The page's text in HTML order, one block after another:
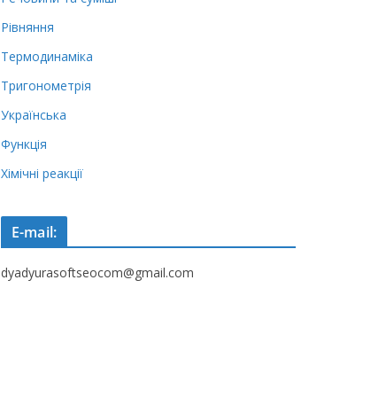
Рівняння
Термодинаміка
Тригонометрія
Українська
Функція
Хімічні реакції
E-mail:
dyadyurasoftseocom@gmail.com